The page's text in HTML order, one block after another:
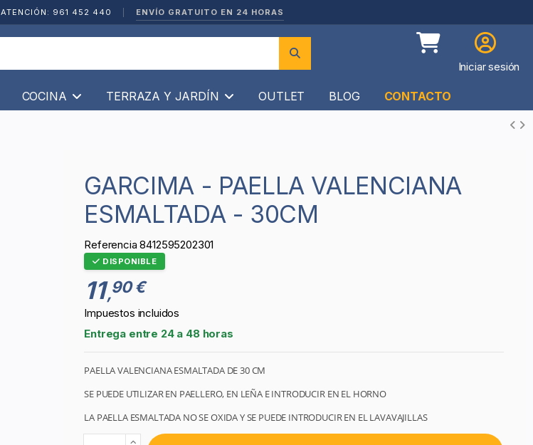
ATENCIÓN: 961 452 440 ENVÍO GRATUITO EN 24 HORAS
Iniciar sesión
COCINA TERRAZA Y JARDÍN OUTLET BLOG CONTACTO
GARCIMA - PAELLA VALENCIANA
ESMALTADA - 30CM
Referencia 8412595202301
DISPONIBLE
11,90 €
Impuestos incluidos
Entrega entre 24 a 48 horas
PAELLA VALENCIANA ESMALTADA DE 30 CM
SE PUEDE UTILIZAR EN PAELLERO, EN LEÑA E INTRODUCIR EN EL HORNO
LA PAELLA ESMALTADA NO SE OXIDA Y SE PUEDE INTRODUCIR EN EL LAVAVAJILLAS